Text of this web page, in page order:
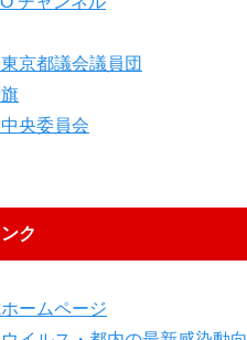
京都議会議員団
央委員会
ク
ームページ